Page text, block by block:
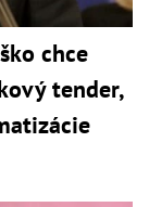
chce
tender,